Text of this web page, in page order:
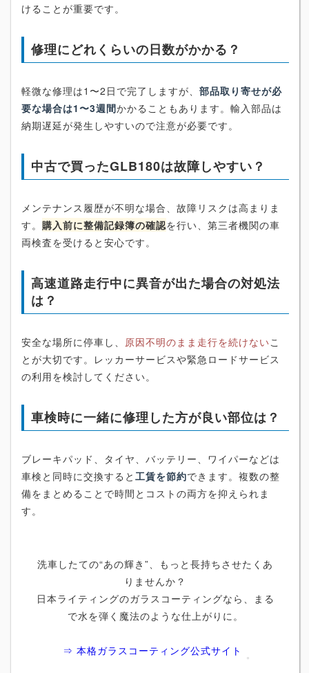
けることが重要です。
修理にどれくらいの日数がかかる？
軽微な修理は1〜2日で完了しますが、 部品取り寄せが必
要な場合は1〜3週間かかることもあります。輸入部品は
納期遅延が発生しやすいので注意が必要です。
中古で買ったGLB180は故障しやすい？
メンテナンス履歴が不明な場合、故障リスクは高まりま
す。 購入前に整備記録簿の確認を行い、第三者機関の車
両検査を受けると安心です。
高速道路走行中に異音が出た場合の対処法
は？
安全な場所に停車し、 原因不明のまま走行を続けないこ
とが大切です。レッカーサービスや緊急ロードサービス
の利用を検討してください。
車検時に一緒に修理した方が良い部位は？
ブレーキパッド、タイヤ、バッテリー、ワイパーなどは
車検と同時に交換すると 工賃を節約できます。複数の整
備をまとめることで時間とコストの両方を抑えられま
す。
洗車したての“あの輝き”、もっと長持ちさせたくあ
りませんか？
日本ライティングのガラスコーティングなら、まる
で水を弾く魔法のような仕上がりに。
⇒ 本格ガラスコーティング公式サイト